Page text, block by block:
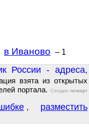
в Иваново – 1
России - адреса,
взята из открытых
портала.
Сегоднячетверг
,
разместить